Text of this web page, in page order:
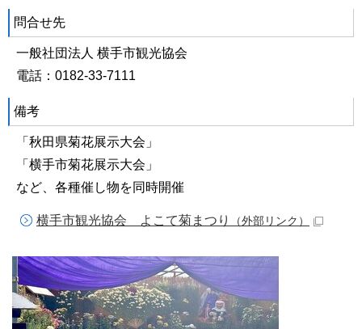
問合せ先
一般社団法人 横手市観光協会
電話：0182-33-7111
備考
「秋田県菊花展示大会」
「横手市菊花展示大会」
など、各種催し物を同時開催
横手市観光協会 よこて菊まつり （外部リンク）